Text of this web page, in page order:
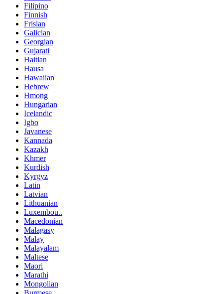
Filipino
Finnish
Frisian
Galician
Georgian
Gujarati
Haitian
Hausa
Hawaiian
Hebrew
Hmong
Hungarian
Icelandic
Igbo
Javanese
Kannada
Kazakh
Khmer
Kurdish
Kyrgyz
Latin
Latvian
Lithuanian
Luxembou..
Macedonian
Malagasy
Malay
Malayalam
Maltese
Maori
Marathi
Mongolian